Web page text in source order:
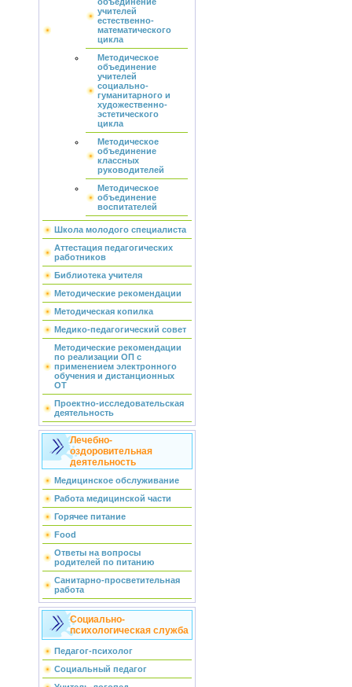
учителей
естественно-
математического
цикла
Методическое
объединение
учителей
социально-
гуманитарного и
художественно-
эстетического
цикла
Методическое
объединение
классных
руководителей
Методическое
объединение
воспитателей
Школа молодого специалиста
Аттестация педагогических
работников
Библиотека учителя
Методические рекомендации
Методическая копилка
Медико-педагогический совет
Методические рекомендации
по реализации ОП с
применением электронного
обучения и дистанционных
ОТ
Проектно-исследовательская
деятельность
Лечебно-
оздоровительная
деятельность
Медицинское обслуживание
Работа медицинской части
Горячее питание
Food
Ответы на вопросы
родителей по питанию
Санитарно-просветительная
работа
Социально-
психологическая служба
Педагог-психолог
Социальный педагог